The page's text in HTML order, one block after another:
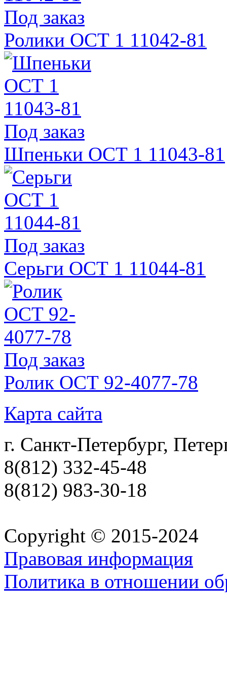
Под заказ
Ролики ОСТ 1 11042-81
Под заказ
Шпеньки ОСТ 1 11043-81
Под заказ
Серьги ОСТ 1 11044-81
Под заказ
Ролик ОСТ 92-4077-78
Карта сайта
г. Санкт-Петербург,
8(812) 332-45-48
8(812) 983-30-18
Copyright © 2015-2024
Правовая информация
Политика в отношении